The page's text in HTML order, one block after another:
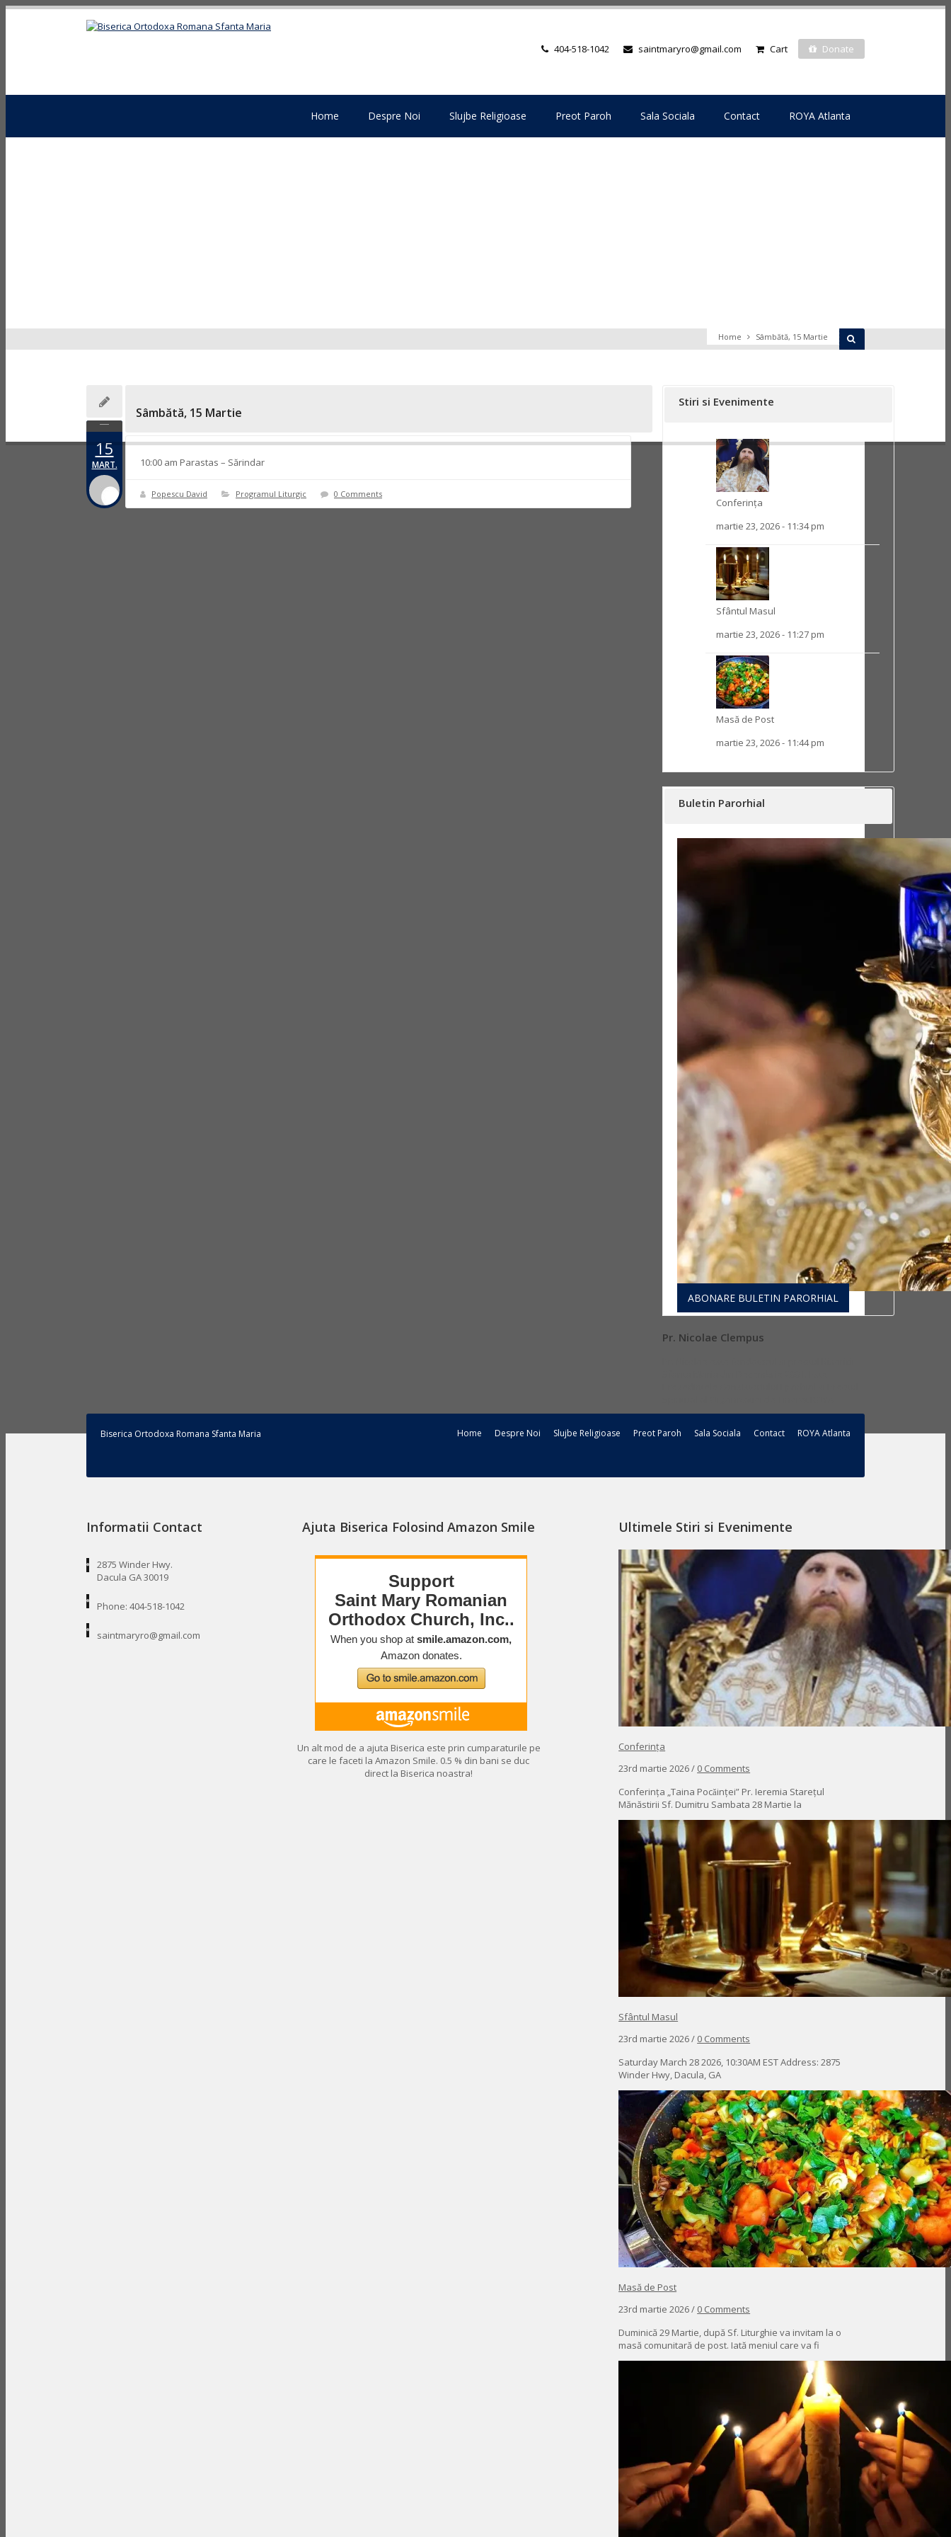
404-518-1042 saintmaryro@gmail.com Cart Donate
Home Despre Noi Slujbe Religioase Preot Paroh Sala Sociala Contact ROYA Atlanta
Home Sâmbătă, 15 Martie
15
MART.
Sâmbătă, 15 Martie
10:00 am Parastas – Sărindar
Popescu David Programul Liturgic 0 Comments
Stiri si Evenimente
Conferința
martie 23, 2026 - 11:34 pm
Sfântul Masul
martie 23, 2026 - 11:27 pm
Masă de Post
martie 23, 2026 - 11:44 pm
Buletin Parorhial
ABONARE BULETIN PARORHIAL
Pr. Nicolae Clempus
Biserica Ortodoxa Romana Sfanta Maria Home Despre Noi Slujbe Religioase Preot Paroh Sala Sociala Contact ROYA Atlanta
Informatii Contact
2875 Winder Hwy.
Dacula GA 30019
Phone: 404-518-1042
saintmaryro@gmail.com
Ajuta Biserica Folosind Amazon Smile
Un alt mod de a ajuta Biserica este prin cumparaturile pe
care le faceti la Amazon Smile. 0.5 % din bani se duc
direct la Biserica noastra!
Ultimele Stiri si Evenimente
Conferința
23rd martie 2026 / 0 Comments
Conferința „Taina Pocǎinței” Pr. Ieremia Starețul
Mănăstirii Sf. Dumitru Sambata 28 Martie la
Sfântul Masul
23rd martie 2026 / 0 Comments
Saturday March 28 2026, 10:30AM EST Address: 2875
Winder Hwy, Dacula, GA
Masă de Post
23rd martie 2026 / 0 Comments
Duminică 29 Martie, după Sf. Liturghie va invitam la o
masă comunitară de post. Iată meniul care va fi